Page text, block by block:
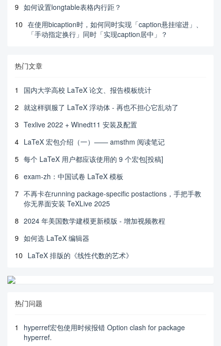
9 如何设置longtable表格内行距？
10 在使用bicaption时，如何同时实现「caption悬挂缩进」、
「手动指定换行」同时「实现caption居中」？
热门文章
1
国内大学高校 LaTeX 论文、报告模板统计
2 就这样驯服了 LaTeX 浮动体 - 再也不担心它乱动了
3 Texlive 2022 + Winedt11 安装及配置
4 LaTeX 宏包介绍（一）—— amsthm 阅读笔记
5 每个 LaTeX 用户都应该使用的 9 个宏包[投稿]
6 exam-zh：中国试卷 LaTeX 模板
7 不再卡在running package-specific postactions，手把手教
你无界面安装 TeXLive 2025
8 2024 年美国数学建模更新模版 - 增加视频教程
9 如何选 LaTeX 编辑器
10 LaTeX 排版的《线性代数的艺术》
热门问题
1
hyperref宏包使用时候报错 Option clash for package
hyperref.